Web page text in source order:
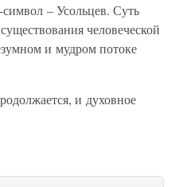
– Усольцев. Суть
человеческой
и мудром потоке
и духовное